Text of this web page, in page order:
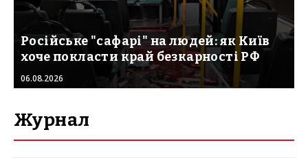
Російське "сафарі" на людей: як Київ
хоче покласти край безкарності РФ
06.08.2026
Журнал